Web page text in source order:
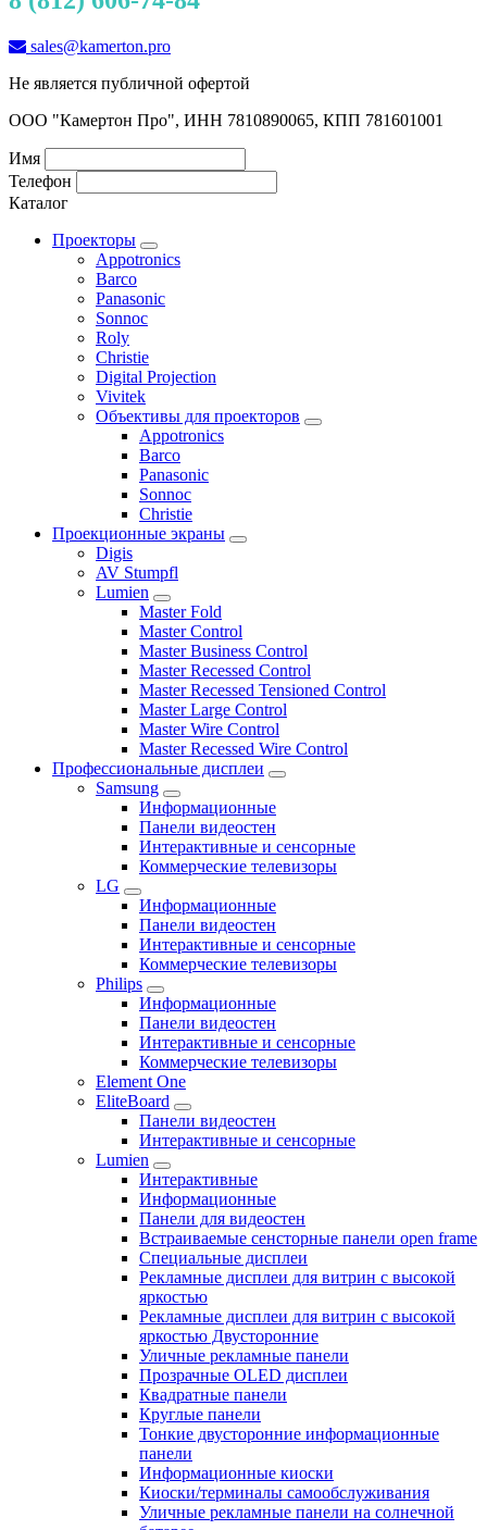
sales@kamerton.pro
Не является публичной офертой
ООО "Камертон Про", ИНН 7810890065, КПП 781601001
Имя
Телефон
Каталог
Проекторы
Appotronics
Barco
Panasonic
Sonnoc
Roly
Christie
Digital Projection
Vivitek
Объективы для проекторов
Appotronics
Barco
Panasonic
Sonnoc
Сhristie
Проекционные экраны
Digis
AV Stumpfl
Lumien
Master Fold
Master Control
Master Business Control
Master Recessed Control
Master Recessed Tensioned Control
Master Large Control
Master Wire Control
Master Recessed Wire Control
Профессиональные дисплеи
Samsung
Информационные
Панели видеостен
Интерактивные и сенсорные
Коммерческие телевизоры
LG
Информационные
Панели видеостен
Интерактивные и сенсорные
Коммерческие телевизоры
Philips
Информационные
Панели видеостен
Интерактивные и сенсорные
Коммерческие телевизоры
Element One
EliteBoard
Панели видеостен
Интерактивные и сенсорные
Lumien
Интерактивные
Информационные
Панели для видеостен
Встраиваемые сенсторные панели open frame
Специальные дисплеи
Рекламные дисплеи для витрин с высокой
яркостью
Рекламные дисплеи для витрин с высокой
яркостью Двусторонние
Уличные рекламные панели
Прозрачные OLED дисплеи
Квадратные панели
Круглые панели
Тонкие двусторонние информационные
панели
Информационные киоски
Киоски/терминалы самообслуживания
Уличные рекламные панели на солнечной